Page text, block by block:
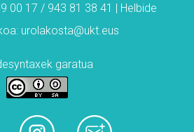
00 17 / 943 81 38 41 | Helbide
urolakosta@ukt.eus
garatua